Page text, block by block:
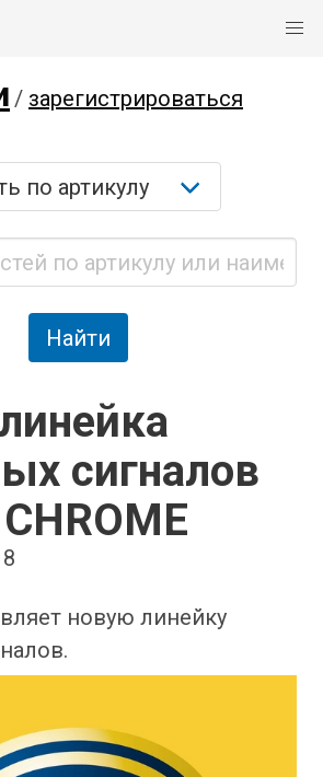
/ зарегистрироваться
сигналов
новую линейку